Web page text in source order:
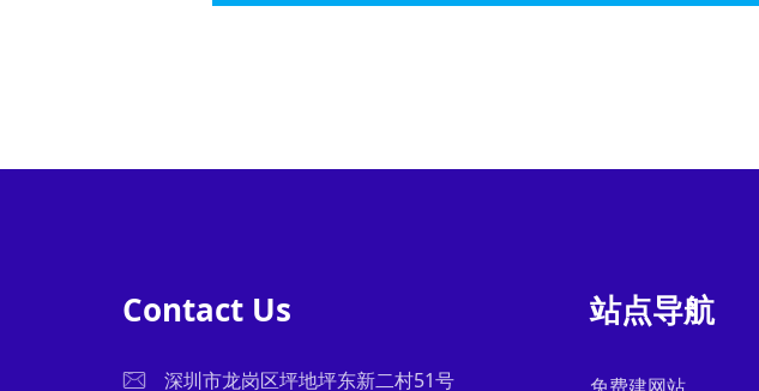
Contact Us
深圳市龙岗区坪地坪东新二村51号
站点导航